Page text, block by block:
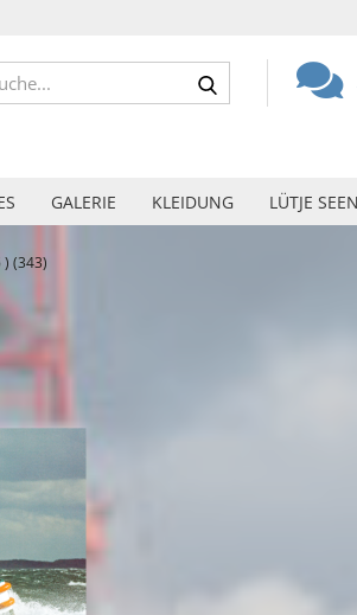
GALERIE KLEIDUNG LÜTJE
) (343)